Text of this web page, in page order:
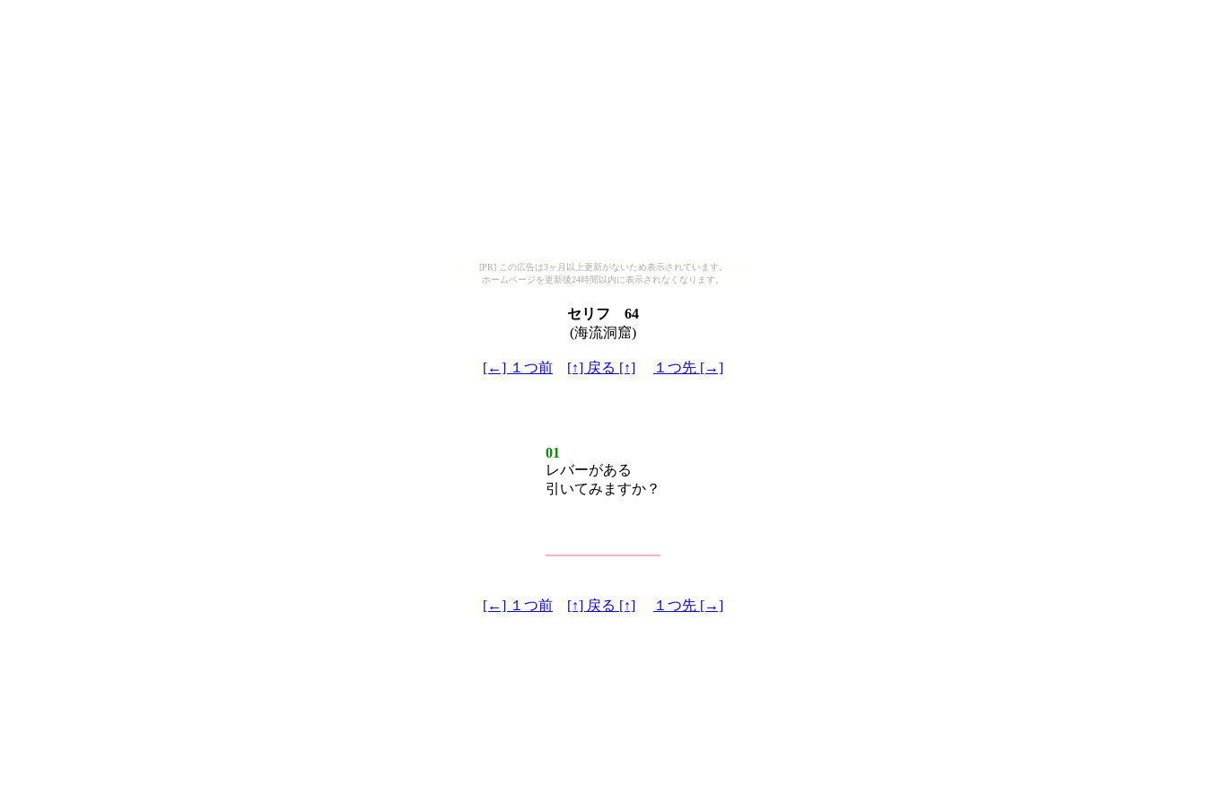
[PR] この広告は3ヶ月以上更新がないため表示されています。
ホームページを更新後24時間以内に表示されなくなります。
セリフ 64
(海流洞窟)
[←] １つ前 [↑] 戻る [↑] １つ先 [→]
01
レバーがある
引いてみますか？
[←] １つ前 [↑] 戻る [↑] １つ先 [→]